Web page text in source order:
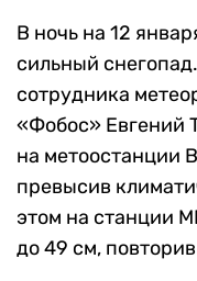
В ночь на 12
сильный
сотрудника
«Фобос» Евгений
на метоостанции
превысив
этом на станции
до 49 см,